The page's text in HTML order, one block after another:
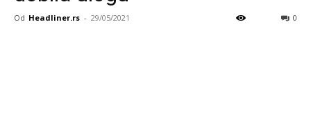
Od Headliner.rs - 29/05/2021 0